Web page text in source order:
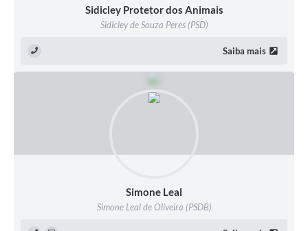
Sidicley Protetor dos Animais
Sidicley de Souza Peres (PSD)
Saiba mais
Simone Leal
Simone Leal de Oliveira (PSDB)